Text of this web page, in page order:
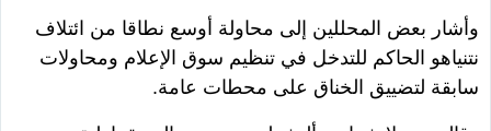
وأشار بعض المحللين إلى محاولة أوسع نطاقا من ائتلاف
نتنياهو الحاكم للتدخل في تنظيم سوق الإعلام ومحاولات
سابقة لتضييق الخناق على محطات عامة.